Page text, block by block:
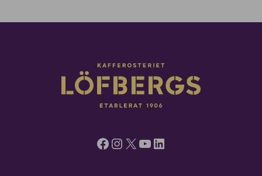
Facebook
Instagram
X YouTube
LinkedIn